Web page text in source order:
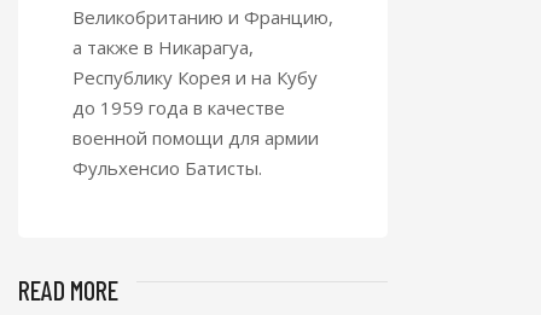
Великобританию и Францию,
а также в Никарагуа,
Республику Корея и на Кубу
до 1959 года в качестве
военной помощи для армии
Фульхенсио Батисты.
READ MORE